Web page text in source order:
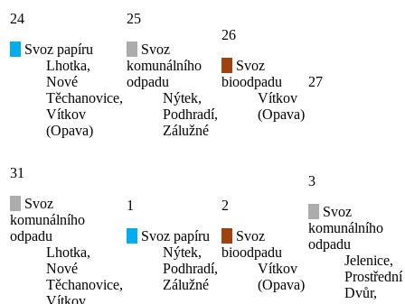
24
Svoz papíru
Lhotka,
Nové
Těchanovice,
Vítkov
(Opava)
25
Svoz
komunálního
odpadu
Nýtek,
Podhradí,
Zálužné
26
Svoz
bioodpadu
Vítkov
(Opava)
27
31
Svoz
komunálního
odpadu
Lhotka,
Nové
Těchanovice,
Vítkov
1
Svoz papíru
Nýtek,
Podhradí,
Zálužné
2
Svoz
bioodpadu
Vítkov
(Opava)
3
Svoz
komunálního
odpadu
Jelenice,
Prostřední
Dvůr,